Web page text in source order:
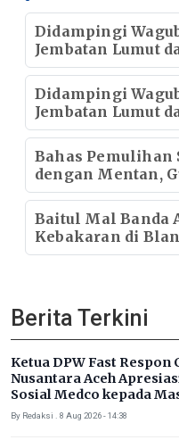
Didampingi
Jembatan Lumut
Didampingi
Jembatan Lumut
Bahas Pemulihan
dengan Mentan,
Butuh Dukungan
Baitul Mal Banda
Kebakaran di
Mendapat
Berita Terkini
Ketua DPW Fast
Nusantara Aceh
Sosial Medco kepada
Timur
By Redaksi . 8 Aug 2026 - 14:38